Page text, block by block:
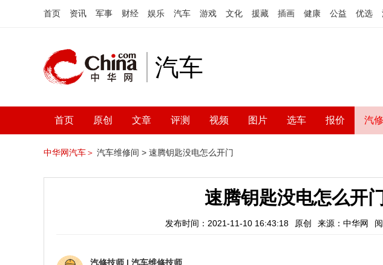
首页 资讯 军事 财经 娱乐 汽车 游戏 文化 援藏 插画 健康 公益 优选
汽车
首页 原创 文章 评测 视频 图片 选车 报价 汽
中华网汽车＞ 汽车维修间 > 速腾钥匙没电怎么开门
速腾钥匙没电怎么开门
发布时间：2021-11-10 16:43:18 原创 来源：中华网
汽修技师 | 汽车维修技师